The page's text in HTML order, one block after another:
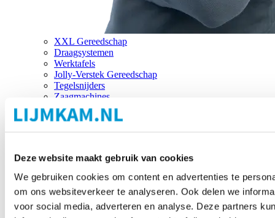
Deze website maakt gebruik van cookies
We gebruiken cookies om content en advertenties te
om ons websiteverkeer te analyseren. Ook delen we
voor social media, adverteren en analyse. Deze partners
XXL Gereedschap
Draagsystemen
Werktafels
Jolly-Verstek Gereedschap
Tegelsnijders
Zaagmachines
Merken